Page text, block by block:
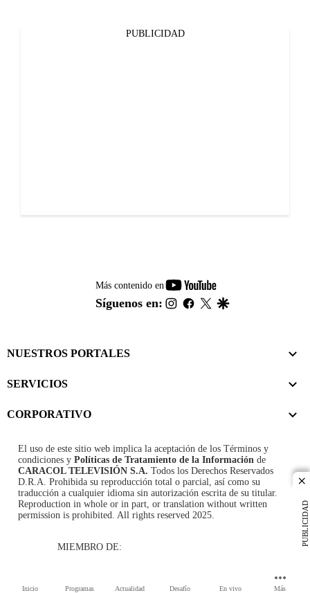
Inicio Programas Actualidad Desafío En vivo Más
PUBLICIDAD
PUBLICIDAD
Más contenido en
youtube-
footer
Síguenos en: instagram
facebook
twitter
NUESTROS PORTALES
SERVICIOS
CORPORATIVO
El uso de este sitio web implica la aceptación de los Términos y
condiciones y Políticas de Tratamiento de la Información de
CARACOL TELEVISIÓN S.A. Todos los Derechos Reservados
D.R.A. Prohibida su reproducción total o parcial, así como su
traducción a cualquier idioma sin autorización escrita de su titular.
Reproduction in whole or in part, or translation without written
permission is prohibited. All rights reserved 2025.
MIEMBRO DE: